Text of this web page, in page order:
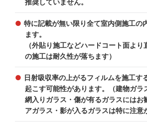
推奨していません。
特に記載が無い限り全て室内側施工の
ます。
（外貼り施工などハードコート面よ
の施工は耐久性が落ちます）
日射吸収率の上がるフィルムを施工す
起こす可能性があります。（建物ガラ
網入りガラス・傷が有るガラスにはお
アガラス・影が入るガラスは特に注意